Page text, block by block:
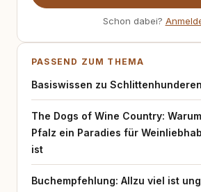
Schon dabei?
PASSEND ZUM THEMA
Basiswissen zu
The Dogs of Wine Country:
Pfalz ein Paradies für
ist
Buchempfehlung: Allzu viel ist